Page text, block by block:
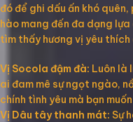
đó để ghi dấu ấn khó
hào mang đến đa dạng
tìm thấy hương vị yêu thích
Vị Socola đậm đà: Luôn là
ai đam mê sự ngọt ngào,
chính tình yêu mà bạn
Vị Dâu tây thanh mát: Sự